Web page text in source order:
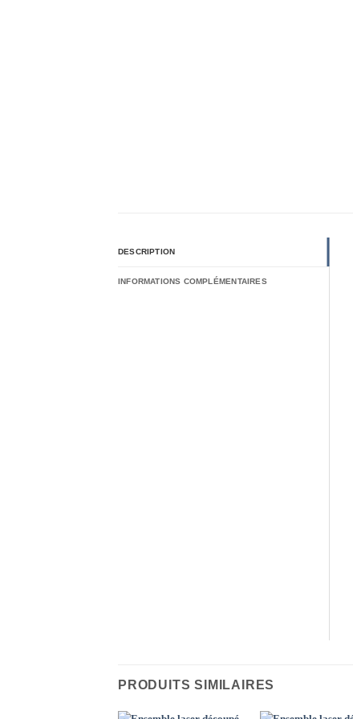
DESCRIPTION
INFORMATIONS COMPLÉMENTAIRES
PRODUITS SIMILAIRES